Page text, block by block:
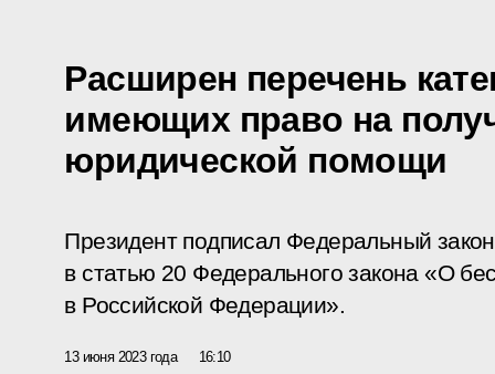
Расширен перечень
имеющих право на
юридической помощи
Президент подписал Федеральный
в статью 20 Федерального закона «О
в Российской Федерации».
13 июня 2023 года 16:10